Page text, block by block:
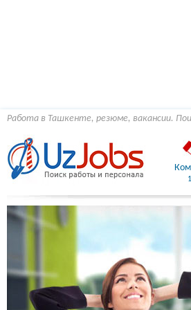
Работа в Ташкенте, резюме, вакансии.